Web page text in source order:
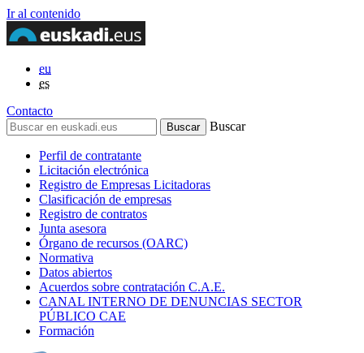
Ir al contenido
eu
es
Contacto
Buscar
Perfil de contratante
Licitación electrónica
Registro de Empresas Licitadoras
Clasificación de empresas
Registro de contratos
Junta asesora
Órgano de recursos (OARC)
Normativa
Datos abiertos
Acuerdos sobre contratación C.A.E.
CANAL INTERNO DE DENUNCIAS SECTOR
PÚBLICO CAE
Formación